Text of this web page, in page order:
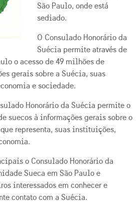
São Paulo, onde está
sediado.
O Consulado Honorário da
Suécia permite através de
o acesso de 49 milhões de
gerais sobre a Suécia, suas
e sociedade.
Honorário da Suécia permite o
suecos à informações gerais sobre o
representa, suas instituições,
o Consulado Honorário da
Sueca em São Paulo e
interessados em conhecer e
contato com a Suécia.